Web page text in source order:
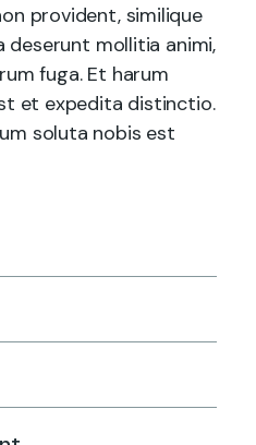
provident, similique
deserunt mollitia animi,
fuga. Et harum
et expedita distinctio.
soluta nobis est